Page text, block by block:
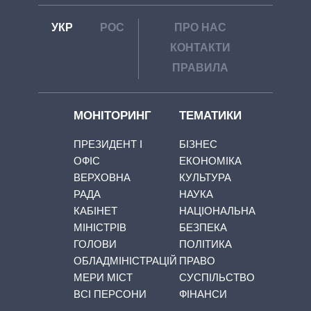
УКР РОС
ПРО НАС
КОНТАКТИ
ПРАВИЛА
МОНІТОРИНГ
ПРЕЗИДЕНТ І
ОФІС
ВЕРХОВНА
РАДА
КАБІНЕТ
МІНІСТРІВ
ГОЛОВИ
ОБЛАДМІНІСТРАЦІЙ
МЕРИ МІСТ
ВСІ ПЕРСОНИ
ТЕМАТИКИ
БІЗНЕС
ЕКОНОМІКА
КУЛЬТУРА
НАУКА
НАЦІОНАЛЬНА
БЕЗПЕКА
ПОЛІТИКА
ПРАВО
СУСПІЛЬСТВО
ФІНАНСИ